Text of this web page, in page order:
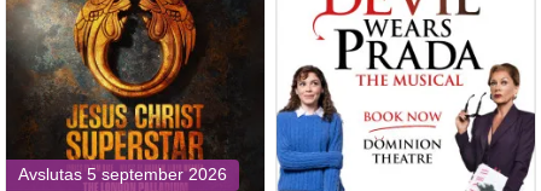
Avslutas 5 september 2026